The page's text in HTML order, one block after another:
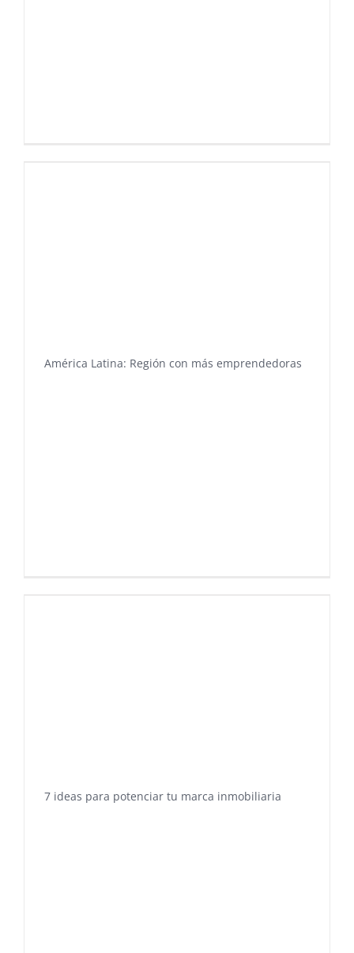
América Latina: Región con más emprendedoras
7 ideas para potenciar tu marca inmobiliaria